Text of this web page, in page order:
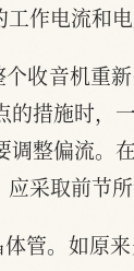
作电流和
收音机重
措施时，
整偏流。
采取前节所
管。如原